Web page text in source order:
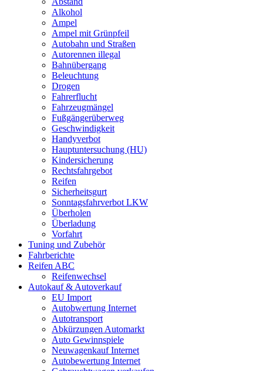
Alkohol
Ampel
Ampel mit Grünpfeil
Autobahn und Straßen
Autorennen illegal
Bahnübergang
Beleuchtung
Drogen
Fahrerflucht
Fahrzeugmängel
Fußgängerüberweg
Geschwindigkeit
Handyverbot
Hauptuntersuchung (HU)
Kindersicherung
Rechtsfahrgebot
Reifen
Sicherheitsgurt
Sonntagsfahrverbot LKW
Überholen
Überladung
Vorfahrt
Tuning und Zubehör
Fahrberichte
Reifen ABC
Reifenwechsel
Autokauf & Autoverkauf
EU Import
Autobwertung Internet
Autotransport
Abkürzungen Automarkt
Auto Gewinnspiele
Neuwagenkauf Internet
Autobewertung Internet